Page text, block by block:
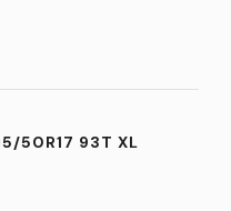
50R17 93T XL